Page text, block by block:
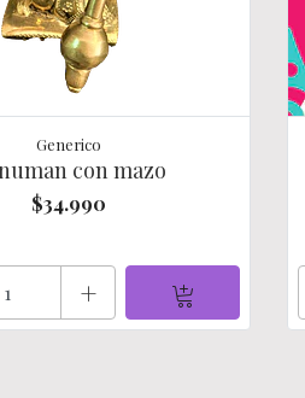
Generico
con mazo
$34.990
+